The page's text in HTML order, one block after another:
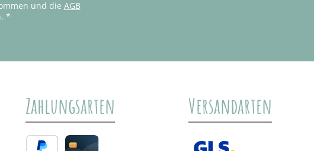
und die AGB
*
Zahlungsarten Versandarten